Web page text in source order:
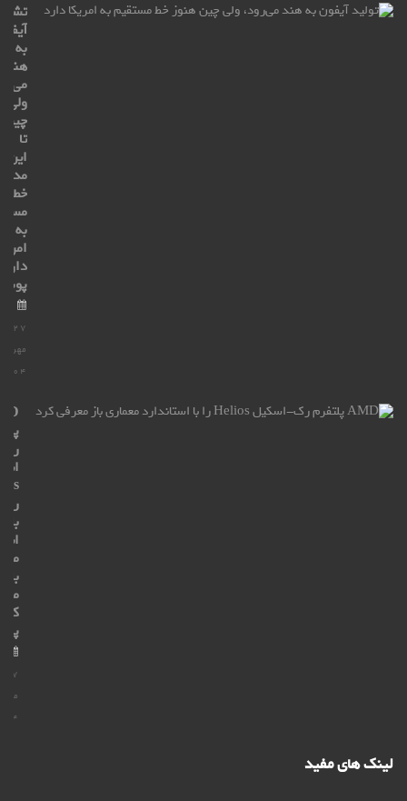
به
هند
ولی
چین
تا
این
مدت
خط
به
پوش
۲۷
مهر
را
با
باز
۲۷
مهر
لینک های مفید